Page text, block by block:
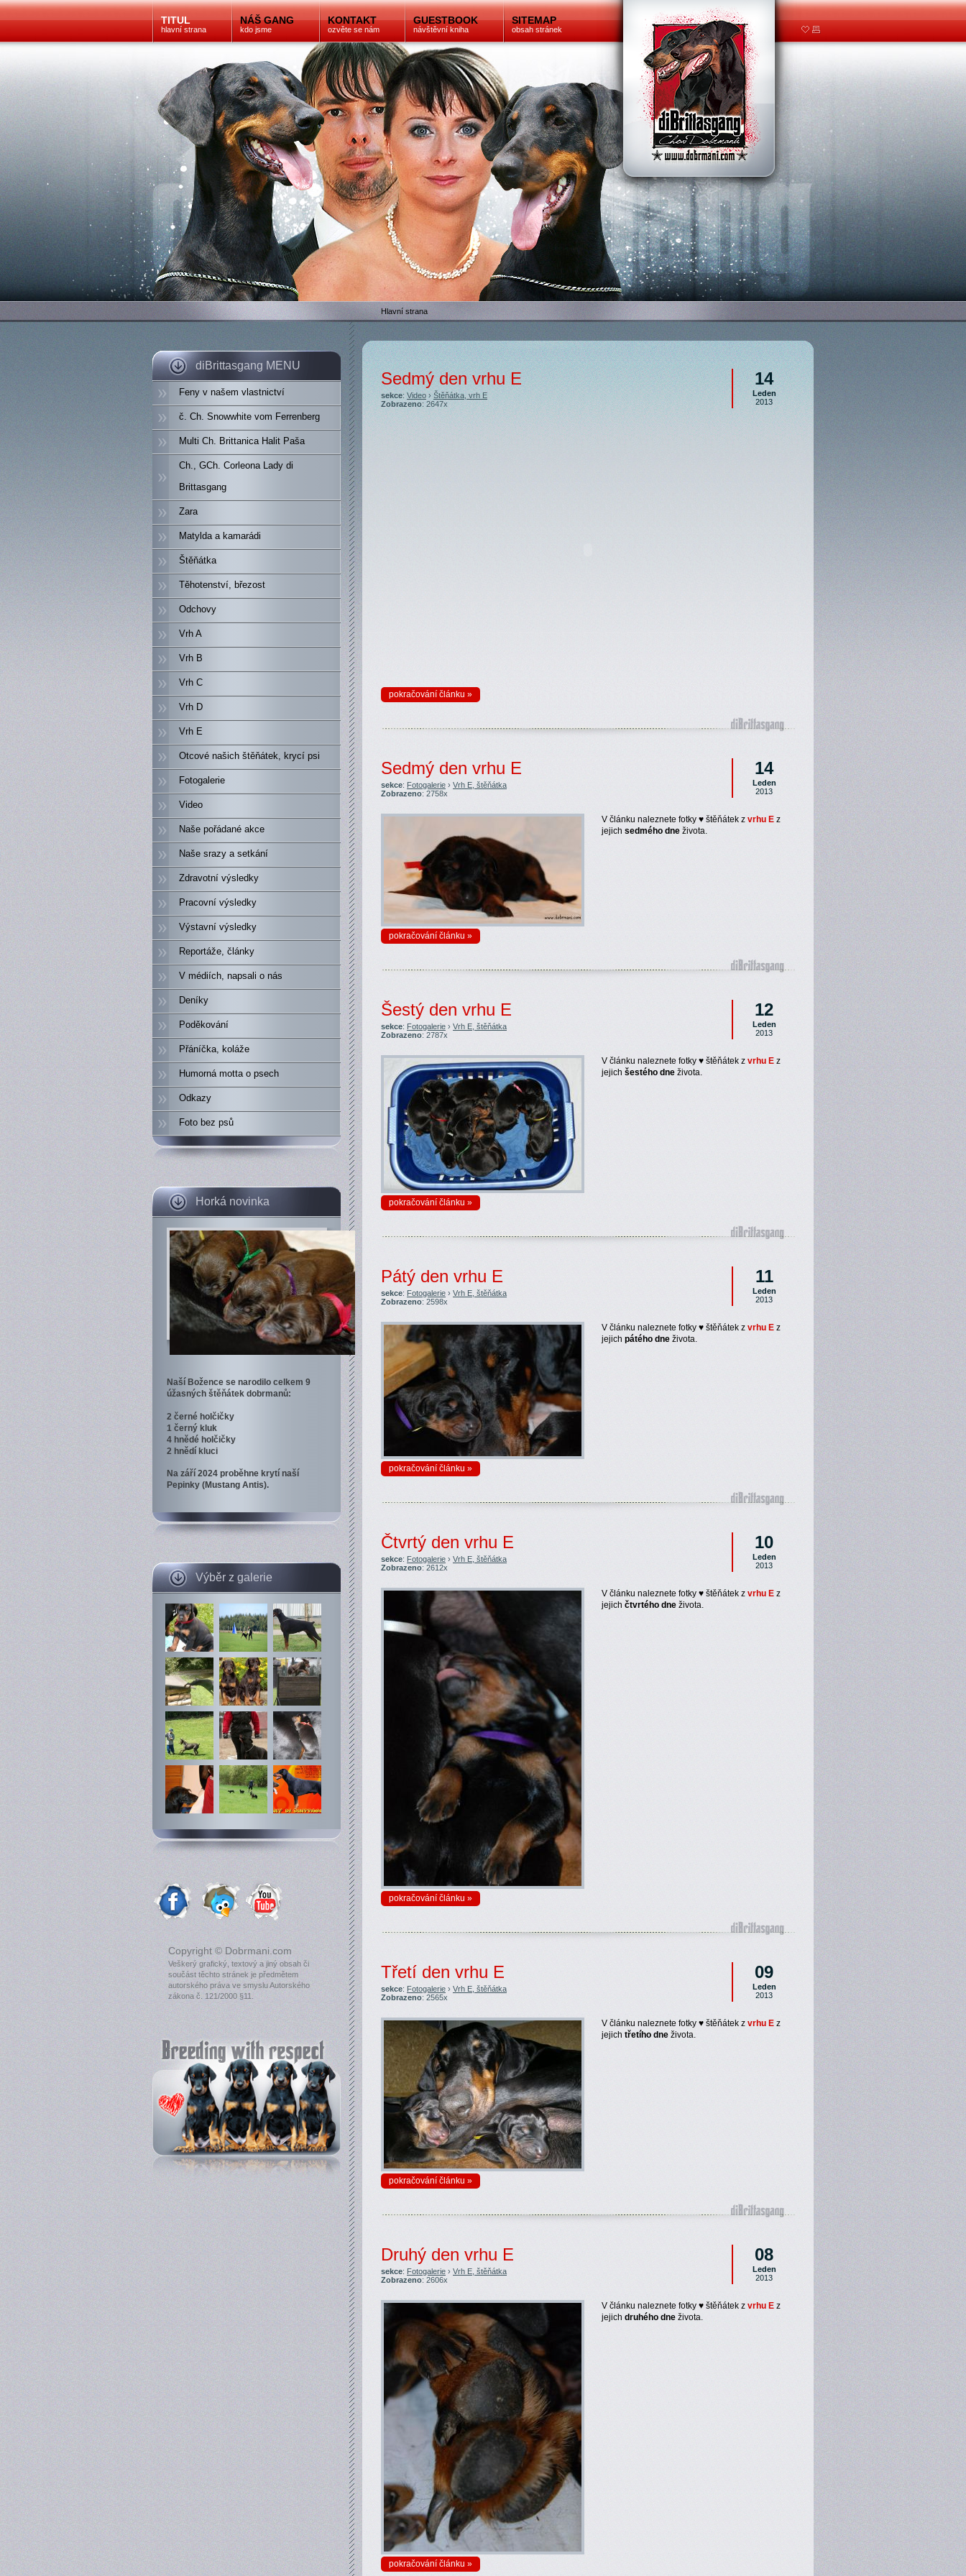
TITUL
hlavní strana
NÁŠ GANG
kdo jsme
KONTAKT
ozvěte se nám
GUESTBOOK
návštěvní kniha
SITEMAP
obsah stránek
diBrittasgang MENU
Feny v našem vlastnictví
č. Ch. Snowwhite vom Ferrenberg
Multi Ch. Brittanica Halit Paša
Ch., GCh. Corleona Lady di
Brittasgang
Zara
Matylda a kamarádi
Štěňátka
Těhotenství, březost
Odchovy
Vrh A
Vrh B
Vrh C
Vrh D
Vrh E
Otcové našich štěňátek, krycí psi
Fotogalerie
Video
Naše pořádané akce
Naše srazy a setkání
Zdravotní výsledky
Pracovní výsledky
Výstavní výsledky
Reportáže, články
V médiích, napsali o nás
Deníky
Poděkování
Přáníčka, koláže
Humorná motta o psech
Odkazy
Foto bez psů
Horká novinka
Naší Božence se narodilo celkem 9
úžasných štěňátek dobrmanů:
2 černé holčičky
1 černý kluk
4 hnědé holčičky
2 hnědí kluci
Na září 2024 proběhne krytí naší
Pepinky (Mustang Antis).
Výběr z galerie
Copyright © Dobrmani.com
Veškerý grafický, textový a jiný obsah či
součást těchto stránek je předmětem
autorského práva ve smyslu Autorského
zákona č. 121/2000 §11.
Hlavní strana
14
Leden
2013
Sedmý den vrhu E
sekce:Video›Štěňátka, vrh E
Zobrazeno: 2647x
pokračování článku »
14
Leden
2013
Sedmý den vrhu E
sekce: Fotogalerie › Vrh E, štěňátka
Zobrazeno: 2758x
V článku naleznete fotky ♥ štěňátek z vrhu E z
jejich sedmého dne života.
pokračování článku »
12
Leden
2013
Šestý den vrhu E
sekce: Fotogalerie › Vrh E, štěňátka
Zobrazeno: 2787x
V článku naleznete fotky ♥ štěňátek z vrhu E z
jejich šestého dne života.
pokračování článku »
11
Leden
2013
Pátý den vrhu E
sekce: Fotogalerie › Vrh E, štěňátka
Zobrazeno: 2598x
V článku naleznete fotky ♥ štěňátek z vrhu E z
jejich pátého dne života.
pokračování článku »
10
Leden
2013
Čtvrtý den vrhu E
sekce: Fotogalerie › Vrh E, štěňátka
Zobrazeno: 2612x
V článku naleznete fotky ♥ štěňátek z vrhu E z
jejich čtvrtého dne života.
pokračování článku »
09
Leden
2013
Třetí den vrhu E
sekce: Fotogalerie › Vrh E, štěňátka
Zobrazeno: 2565x
V článku naleznete fotky ♥ štěňátek z vrhu E z
jejich třetího dne života.
pokračování článku »
08
Leden
2013
Druhý den vrhu E
sekce: Fotogalerie › Vrh E, štěňátka
Zobrazeno: 2606x
V článku naleznete fotky ♥ štěňátek z vrhu E z
jejich druhého dne života.
pokračování článku »